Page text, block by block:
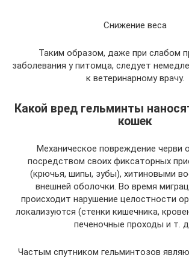
Снижение веса
Таким образом, даже при слабом
заболевания у питомца, следует
к ветеринарному врачу.
Какой вред гельминты
кошек
Механическое повреждение черви
посредством своих фиксаторных
(крючья, шипы, зубы), хитиновыми
внешней оболочки. Во время
происходит нарушение целостности
локализуются (стенки кишечника,
печеночные проходы и т.
Частым спутником гельминтозов